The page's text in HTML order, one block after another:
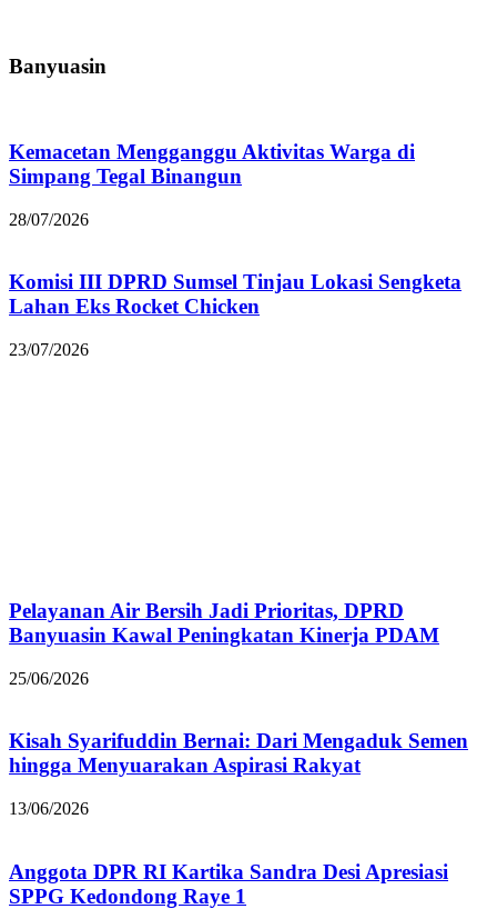
Banyuasin
Kemacetan Mengganggu Aktivitas Warga di
Simpang Tegal Binangun
28/07/2026
Komisi III DPRD Sumsel Tinjau Lokasi Sengketa
Lahan Eks Rocket Chicken
23/07/2026
Pelayanan Air Bersih Jadi Prioritas, DPRD
Banyuasin Kawal Peningkatan Kinerja PDAM
25/06/2026
Kisah Syarifuddin Bernai: Dari Mengaduk Semen
hingga Menyuarakan Aspirasi Rakyat
13/06/2026
Anggota DPR RI Kartika Sandra Desi Apresiasi
SPPG Kedondong Raye 1